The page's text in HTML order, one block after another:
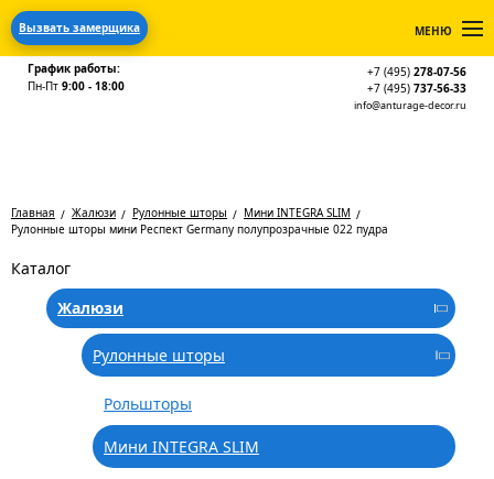
Вызвать замерщика МЕНЮ
График работы:
Пн-Пт 9:00 - 18:00
+7 (495) 278-07-56
+7 (495) 737-56-33
info@anturage-decor.ru
Главная Жалюзи Рулонные шторы
Мини INTEGRA SLIM
Рулонные шторы мини Респект Germany полупрозрачные 022 пудра
Каталог
Жалюзи
Рулонные шторы
Рольшторы
Мини INTEGRA SLIM